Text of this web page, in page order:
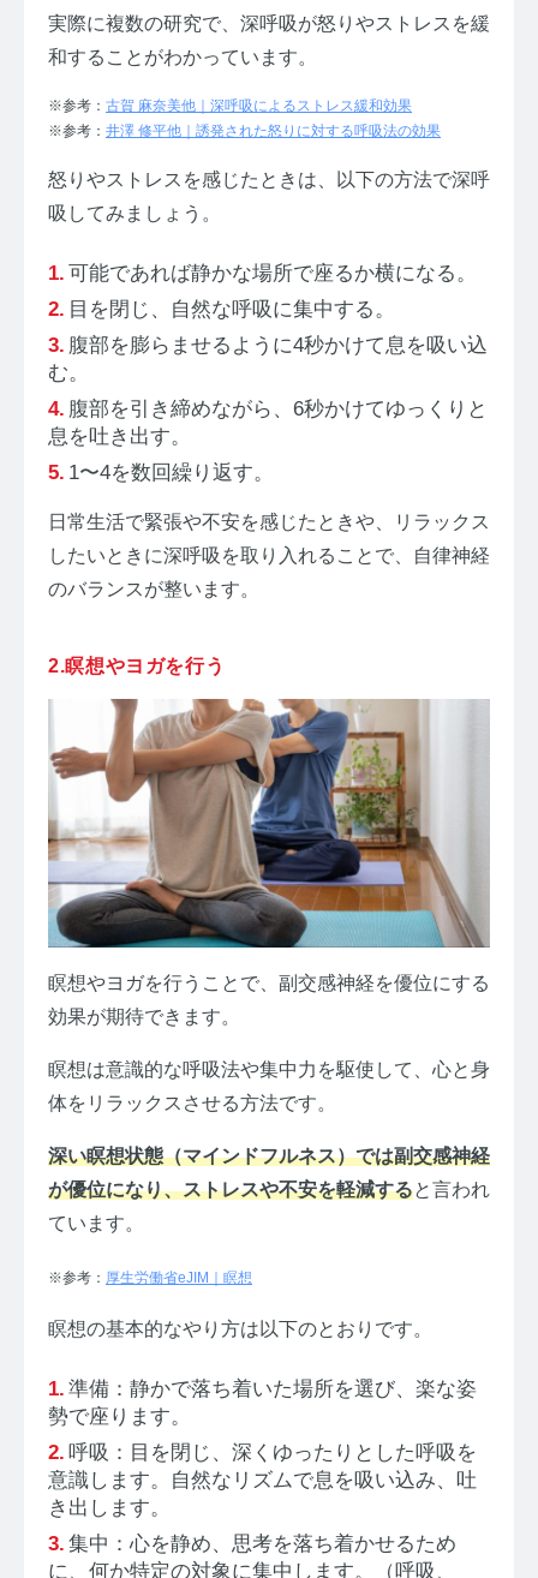
実際に複数の研究で、深呼吸が怒りやストレスを緩
和することがわかっています。
※参考： 古賀 麻奈美他｜深呼吸によるストレス緩和効果
※参考： 井澤 修平他｜誘発された怒りに対する呼吸法の効果
怒りやストレスを感じたときは、以下の方法で深呼
吸してみましょう。
可能であれば静かな場所で座るか横になる。
目を閉じ、自然な呼吸に集中する。
腹部を膨らませるように4秒かけて息を吸い込
む。
腹部を引き締めながら、6秒かけてゆっくりと
息を吐き出す。
1〜4を数回繰り返す。
日常生活で緊張や不安を感じたときや、リラックス
したいときに深呼吸を取り入れることで、自律神経
のバランスが整います。
2.瞑想やヨガを行う
瞑想やヨガを行うことで、副交感神経を優位にする
効果が期待できます。
瞑想は意識的な呼吸法や集中力を駆使して、心と身
体をリラックスさせる方法です。
深い瞑想状態（マインドフルネス）では副交感神経
が優位になり、ストレスや不安を軽減すると言われ
ています。
※参考： 厚生労働省eJIM｜瞑想
瞑想の基本的なやり方は以下のとおりです。
準備：静かで落ち着いた場所を選び、楽な姿
勢で座ります。
呼吸：目を閉じ、深くゆったりとした呼吸を
意識します。自然なリズムで息を吸い込み、吐
き出します。
集中：心を静め、思考を落ち着かせるため
に、何か特定の対象に集中します。（呼吸、